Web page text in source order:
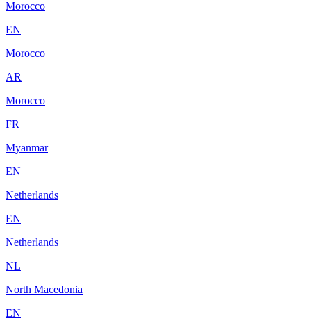
Morocco
EN
Morocco
AR
Morocco
FR
Myanmar
EN
Netherlands
EN
Netherlands
NL
North Macedonia
EN